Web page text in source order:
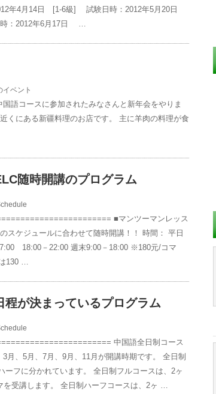
年4月14日 [1-6級] 試験日時：2012年5月20日
：2012年6月17日 …
イベント
語コースに参加されたみなさんと新年会をやりま
くにある新疆料理のお店です。 主に羊肉の料理が食
随時開講のプログラム
■マンツーマンレッス
スケジュールに合わせて随時開講！！ 時間： 平日
18:00－22:00 週末9:00－18:00 ※180元/コマ
130 …
程が決まっているプログラム
中国語全日制コース
3月、5月、7月、9月、11月が開講時期です。 全日制
ーフに分かれています。 全日制フルコースは、2ヶ
を受講します。 全日制ハーフコースは、2ヶ …